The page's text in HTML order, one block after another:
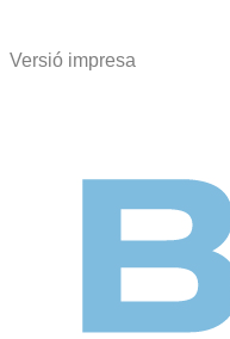
Versió impresa